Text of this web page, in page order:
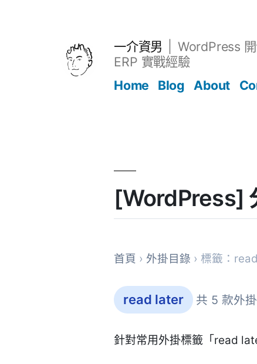
一介資男
WordPress
ERP 實戰經驗
Home
Blog About
[WordPress]
首頁 › 外掛目錄 › 標籤：
read later 共 5 款外掛
針對常用外掛標籤「read